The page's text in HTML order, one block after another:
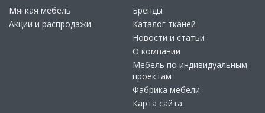
Мягкая мебель
Акции и распродажи
Бренды
Каталог тканей
Новости и статьи
О компании
Мебель по индивидуальным
проектам
Фабрика мебели
Карта сайта